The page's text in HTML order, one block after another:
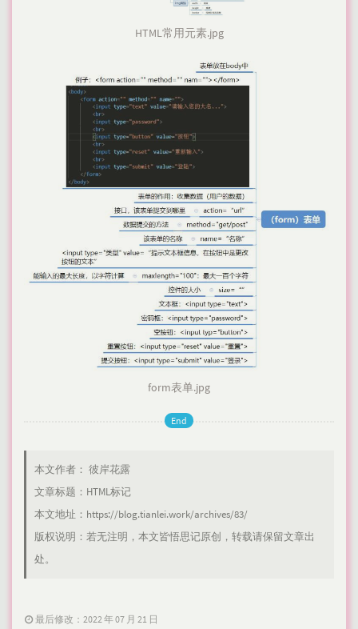
HTML常用元素.jpg
form表单.jpg
End
本文作者： 彼岸花露
文章标题： HTML标记
本文地址： https://blog.tianlei.work/archives/83/
版权说明：若无注明，本文皆悟思记原创，转载请保留文章出
处。
最后修改：2022 年 07 月 21 日